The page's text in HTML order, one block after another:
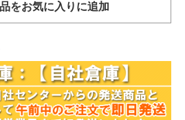
をお気に入りに追加